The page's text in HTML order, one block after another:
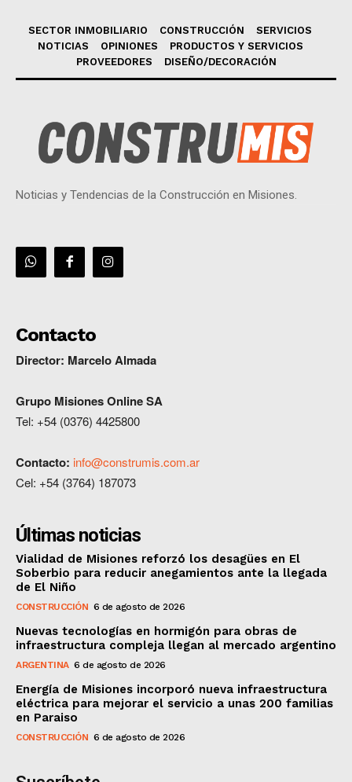
SECTOR INMOBILIARIO CONSTRUCCIÓN
SERVICIOS
NOTICIAS
OPINIONES
PRODUCTOS Y SERVICIOS
PROVEEDORES
DISEÑO/DECORACIÓN
Noticias y Tendencias de la Construcción en Misiones.
Contacto
Director: Marcelo Almada
Grupo MisionesOnlineSA
Tel: +54 (0376) 4425800
Contacto: info@construmis.com.ar
Cel: +54 (3764) 187073
Últimas noticias
Vialidad de Misiones reforzó los desagües en El
Soberbio para reducir anegamientos ante la llegada
de El Niño
CONSTRUCCIÓN 6 de agosto de 2026
Nuevas tecnologías en hormigón para obras de
infraestructura compleja llegan al mercado argentino
ARGENTINA 6 de agosto de 2026
Energía de Misiones incorporó nueva infraestructura
eléctrica para mejorar el servicio a unas 200 familias
en Paraiso
CONSTRUCCIÓN 6 de agosto de 2026